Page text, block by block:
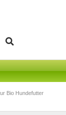
Bio Hundefutter